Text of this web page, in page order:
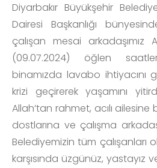
Diyarbakır Büyükşehir
Dairesi Başkanlığı
çalışan mesai arkadaşımız
(09.07.2024) öğlen
binamızda lavabo
krizi geçirerek yaşamını
Allah’tan rahmet, acılı ailesine
dostlarına ve çalışma
Belediyemizin tüm çalışanları
karşısında üzgünüz, yastayız